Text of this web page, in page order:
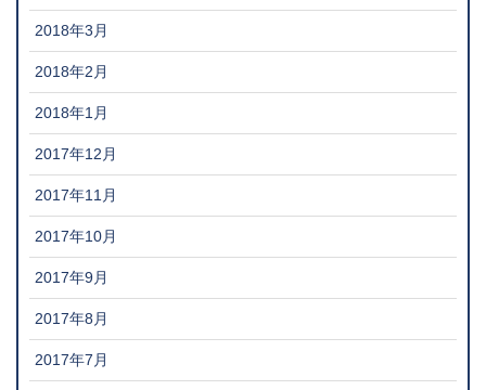
2018年3月
2018年2月
2018年1月
2017年12月
2017年11月
2017年10月
2017年9月
2017年8月
2017年7月